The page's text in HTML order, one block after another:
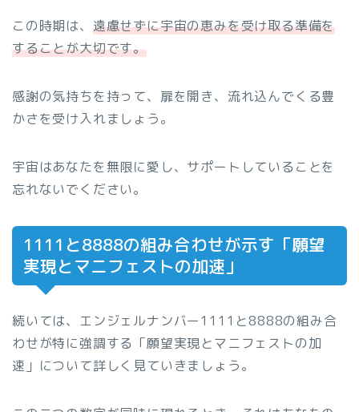
この時期は、 遠慮せずに宇宙の恵みを受け取る準備を
することが大切です。
感謝の気持ちを持って、扉を開き、流れ込んでくる豊
かさを受け入れましょう。
宇宙はあなたを無限に愛し、サポートしていることを
忘れないでください。
1111と8888の組み合わせが示す「願望
実現とマニフェストの加速」
続いては、エンジェルナンバー1111と8888の組み合
わせが特に強調する「願望実現とマニフェストの加
速」について詳しく見ていきましょう。